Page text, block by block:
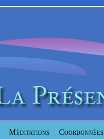
Méditations Coordonnées